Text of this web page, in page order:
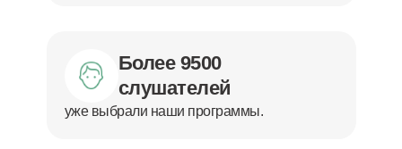
Более 9500
слушателей
уже выбрали наши программы.